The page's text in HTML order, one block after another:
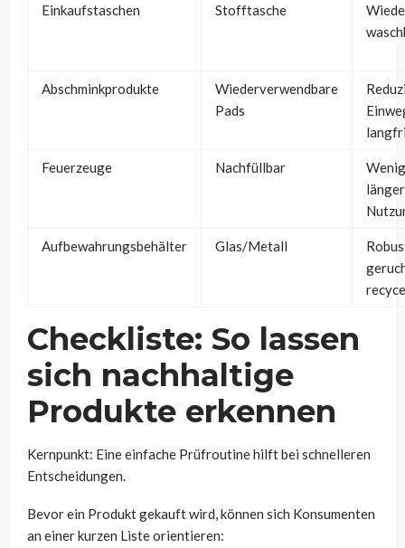
Einkaufstaschen Stofftasche
Abschminkprodukte
Wiederverwendbare
Pads
Feuerzeuge Nachfüllbar
Aufbewahrungsbehälter Glas/Metall
Checkliste: So lassen
sich nachhaltige
Produkte erkennen
Kernpunkt: Eine einfache Prüfroutine hilft bei schnelleren
Entscheidungen.
Bevor ein Produkt gekauft wird, können sich Konsumenten
an einer kurzen Liste orientieren: